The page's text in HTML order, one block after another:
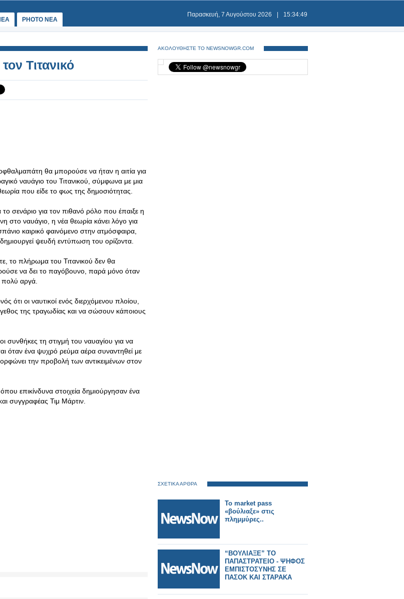
PHOTO NEA
Παρασκευή, 7 Αυγούστου 2026 15:34:49
Τιτανικό
θα μπορούσε να ήταν η αιτία για
ναυάγιο του Τιτανικού, σύμφωνα με μια
που είδε το φως της δημοσιότητας.
το σενάριο για τον πιθανό ρόλο που έπαιξε η
στο ναυάγιο, η νέα θεωρία κάνει λόγο για
καιρικό φαινόμενο στην ατμόσφαιρα,
ψευδή εντύπωση του ορίζοντα.
το πλήρωμα του Τιτανικού δεν θα
να δει το παγόβουνο, παρά μόνο όταν
πολύ αργά.
ότι οι ναυτικοί ενός διερχόμενου πλοίου,
της τραγωδίας και να σώσουν κάποιους
συνθήκες τη στιγμή του ναυαγίου για να
όταν ένα ψυχρό ρεύμα αέρα συναντηθεί με
την προβολή των αντικειμένων στον
επικίνδυνα στοιχεία δημιούργησαν ένα
συγγραφέας Τιμ Μάρτιν.
ΑΚΟΛΟΥΘΗΣΤΕ ΤΟ NEWSNOWGR.COM
ΣΧΕΤΙΚΑ ΑΡΘΡΑ
To market pass
«βούλιαξε» στις
πλημμύρες..
“ΒΟΥΛΙΑΞΕ” ΤΟ
ΠΑΠΑΣΤΡΑΤΕΙΟ - ΨΗΦΟΣ
ΕΜΠΙΣΤΟΣΥΝΗΣ ΣΕ
ΠΑΣΟΚ ΚΑΙ ΣΤΑΡΑΚΑ